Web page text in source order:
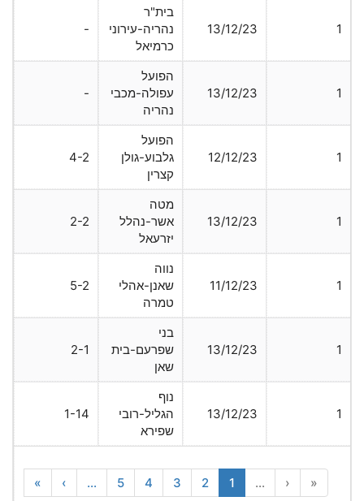
1
13/12/23
בית"ר
נהריה-עירוני
כרמיאל
-
1
13/12/23
הפועל
עפולה-מכבי
נהריה
-
1
12/12/23
הפועל
גלבוע-גולן
קצרין
4-2
1
13/12/23
מטה
אשר-נהלל
יזרעאל
2-2
1
11/12/23
נווה
שאנן-אהלי
טמרה
5-2
1
13/12/23
בני
שפרעם-בית
שאן
2-1
1
13/12/23
נוף
הגליל-רובי
שפירא
1-14
«
‹
...
1
2
3
4
5
...
›
»